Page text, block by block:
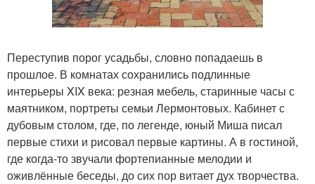
Переступив порог усадьбы, словно попадаешь в
прошлое. В комнатах сохранились подлинные
интерьеры XIX века: резная мебель, старинные часы с
маятником, портреты семьи Лермонтовых. Кабинет с
дубовым столом, где, по легенде, юный Миша писал
первые стихи и рисовал первые картины. А в гостиной,
где когда-то звучали фортепианные мелодии и
оживлённые беседы, до сих пор витает дух творчества.